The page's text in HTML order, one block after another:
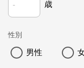
歳
性別
男性